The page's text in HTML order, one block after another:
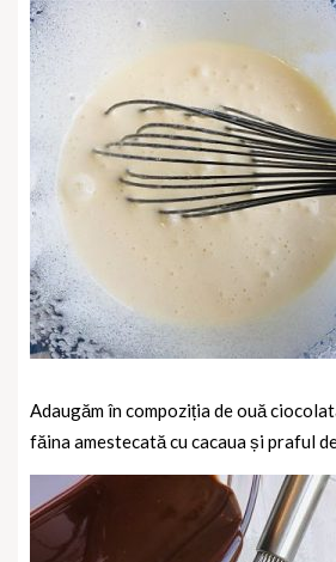
Adaugăm în compoziția de ouă
făina amestecată cu cacaua și praful